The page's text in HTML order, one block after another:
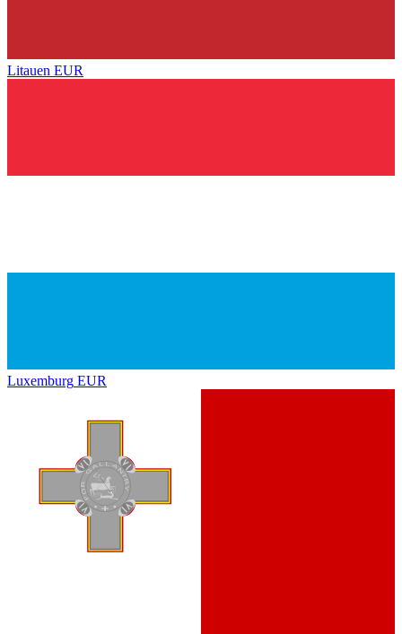
Litauen EUR
Luxemburg EUR